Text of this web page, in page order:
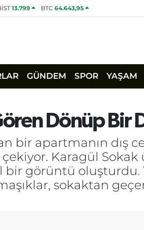
13.799 BTC 64.643,95
GÜNDEM SPOR YAŞAM
Dönüp Bir
bir apartmanın dış
Karagül Sokak
görüntü oluşturdu.
sokaktan